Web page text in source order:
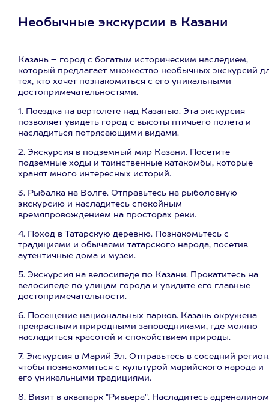
Необычные экскурсии в Казани
Казань – город с богатым историческим наследием,
который предлагает множество необычных экскурсий
тех, кто хочет познакомиться с его уникальными
достопримечательностями.
1. Поездка на вертолете над Казанью. Эта экскурсия
позволяет увидеть город с высоты птичьего полета и
насладиться потрясающими видами.
2. Экскурсия в подземный мир Казани. Посетите
подземные ходы и таинственные катакомбы, которые
хранят много интересных историй.
3. Рыбалка на Волге. Отправьтесь на рыболовную
экскурсию и насладитесь спокойным
времяпровождением на просторах реки.
4. Поход в Татарскую деревню. Познакомьтесь с
традициями и обычаями татарского народа, посетив
аутентичные дома и музеи.
5. Экскурсия на велосипеде по Казани. Прокатитесь на
велосипеде по улицам города и увидите его главные
достопримечательности.
6. Посещение национальных парков. Казань окружена
прекрасными природными заповедниками, где можно
насладиться красотой и спокойствием природы.
7. Экскурсия в Марий Эл. Отправьтесь в соседний
чтобы познакомиться с культурой марийского народа и
его уникальными традициями.
8. Визит в аквапарк "Ривьера". Насладитесь адреналином